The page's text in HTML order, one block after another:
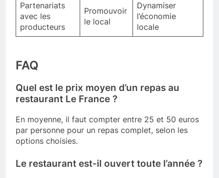
Partenariats
avec les
producteurs
Promouvoir
le local
Dynamiser
l’économie
locale
FAQ
Quel est le prix moyen d’un repas au
restaurant Le France ?
En moyenne, il faut compter entre 25 et 50 euros
par personne pour un repas complet, selon les
options choisies.
Le restaurant est-il ouvert toute l’année ?